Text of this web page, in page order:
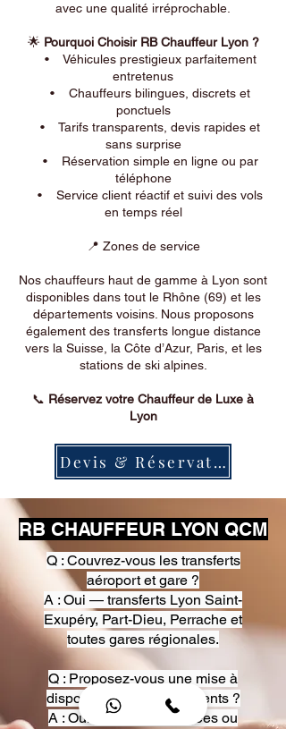
avec une qualité irréprochable.
🌟 Pourquoi Choisir RB Chauffeur Lyon ?
• Véhicules prestigieux parfaitement
entretenus
• Chauffeurs bilingues, discrets et
ponctuels
• Tarifs transparents, devis rapides et
sans surprise
• Réservation simple en ligne ou par
téléphone
• Service client réactif et suivi des vols
en temps réel
📍 Zones de service
Nos chauffeurs haut de gamme à Lyon sont
disponibles dans tout le Rhône (69) et les
départements voisins. Nous proposons
également des transferts longue distance
vers la Suisse, la Côte d’Azur, Paris, et les
stations de ski alpines.
📞 Réservez votre Chauffeur de Luxe à
Lyon
Devis & Réservation
RB CHAUFFEUR LYON QCM
Q : Couvrez-vous les transferts
aéroport et gare ?
A : Oui — transferts Lyon Saint-
Exupéry, Part-Dieu, Perrache et
toutes gares régionales.
Q : Proposez-vous une mise à
disposition pour événements ?
A : Oui — heures, journées ou